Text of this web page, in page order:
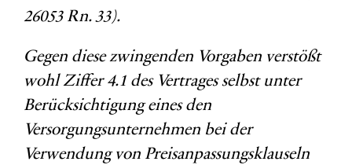
26053 Rn. 33).
Gegen diese zwingenden Vorgaben verstößt
wohl Ziffer 4.1 des Vertrages selbst unter
Berücksichtigung eines den
Versorgungsunternehmen bei der
Verwendung von Preisanpassungsklauseln